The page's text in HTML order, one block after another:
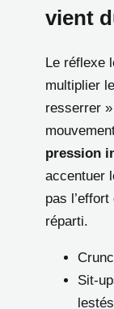
vient
Le réflexe
multiplier
resserrer
pression
accentuer
pas
réparti.
Sit-